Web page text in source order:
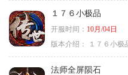
１７６小极品
开服时间： 10月/04日
版本介绍：
１７６小极
法师全屏陨石